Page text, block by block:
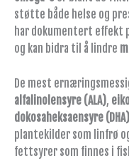
støtte både helse og
har dokumentert effekt
og kan bidra til å lindre
De mest
alfalinolensyre (ALA),
dokosaheksaensyre (DHA)
plantekilder som linfrø og
fettsyrer som finnes i